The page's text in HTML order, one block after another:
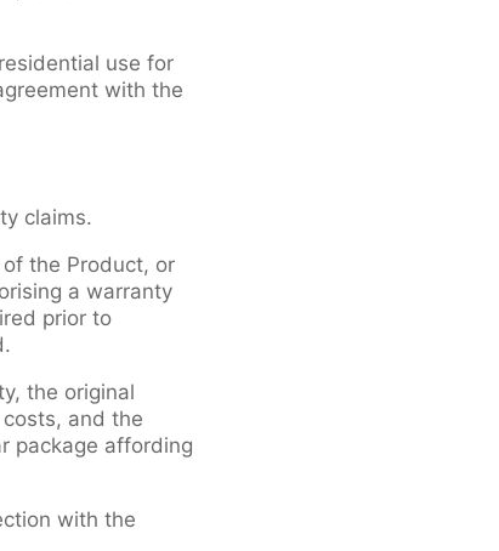
use for
with the
claims.
the Product, or
a warranty
prior to
the original
and the
package affording
with the